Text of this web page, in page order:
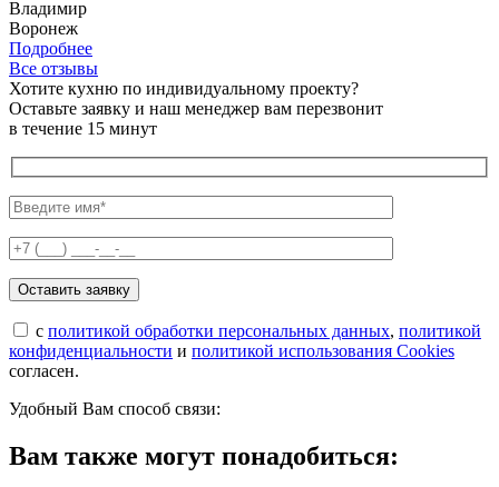
По»
Владимир
Воронеж
Подробнее
Все отзывы
Хотите кухню по индивидуальному проекту?
Оставьте заявку и наш менеджер вам перезвонит
в течение 15 минут
с политикой обработки персональных данных, политикой
конфиденциальности и политикой использования Cookies
согласен.
Удобный Вам способ связи:
Вам также могут понадобиться: